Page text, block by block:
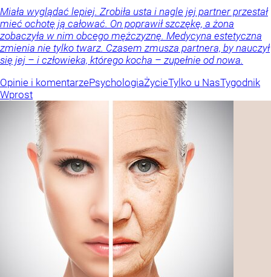
Miała wyglądać lepiej. Zrobiła usta i nagle jej partner przestał
mieć ochotę ją całować. On poprawił szczękę, a żona
zobaczyła w nim obcego mężczyznę. Medycyna estetyczna
zmienia nie tylko twarz. Czasem zmusza partnera, by nauczył
się jej – i człowieka, którego kocha – zupełnie od nowa.
Opinie i komentarzePsychologiaŻycieTylko u NasTygodnik
Wprost